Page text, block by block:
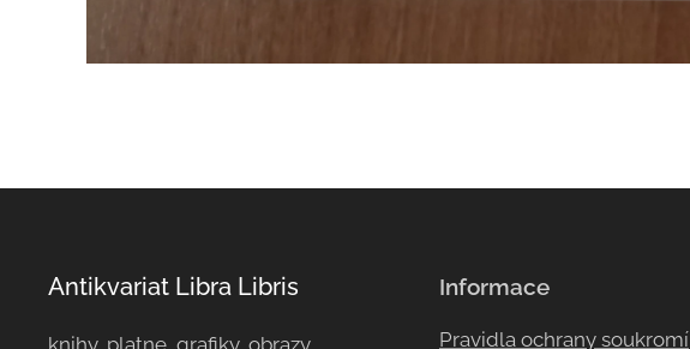
Antikvariat Libra Libris
knihy, platne, grafiky, obrazy, ...
Informace
Pravidla ochrany soukromí